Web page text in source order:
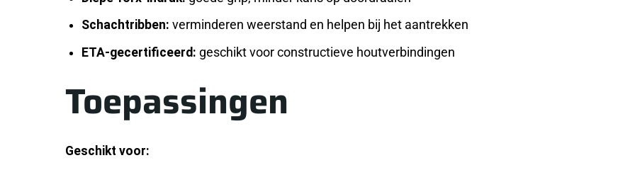
Schachtribben: verminderen weerstand en helpen bij het aantrekken
ETA-gecertificeerd: geschikt voor constructieve houtverbindingen
Toepassingen
Geschikt voor: